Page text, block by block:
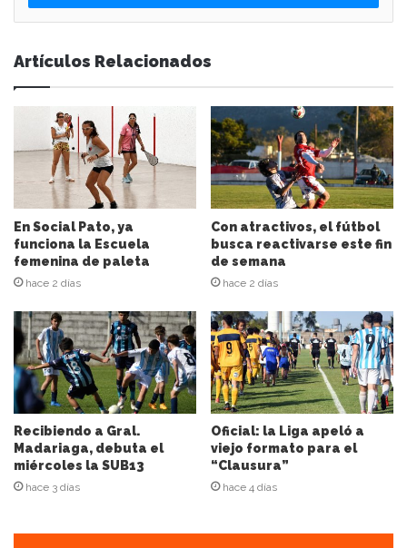
e
s
u
d
c
i
ó
n
d
c
o
r
r
e
o
e
l
e
c
Artículos Relacionados
En Social Pato, ya
funciona la Escuela
femenina de paleta
hace 2 días
Con atractivos, el fútbol
busca reactivarse este fin
de semana
hace 2 días
Recibiendo a Gral.
Madariaga, debuta el
miércoles la SUB13
hace 3 días
Oficial: la Liga apeló a
viejo formato para el
“Clausura”
hace 4 días